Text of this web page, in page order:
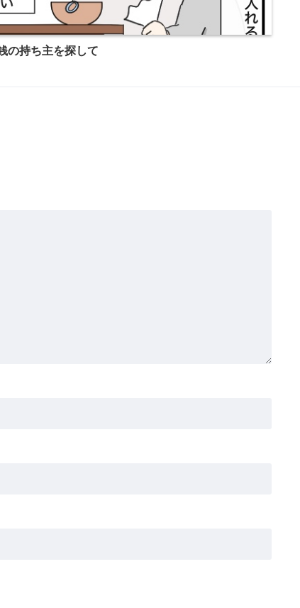
の持ち主を探して